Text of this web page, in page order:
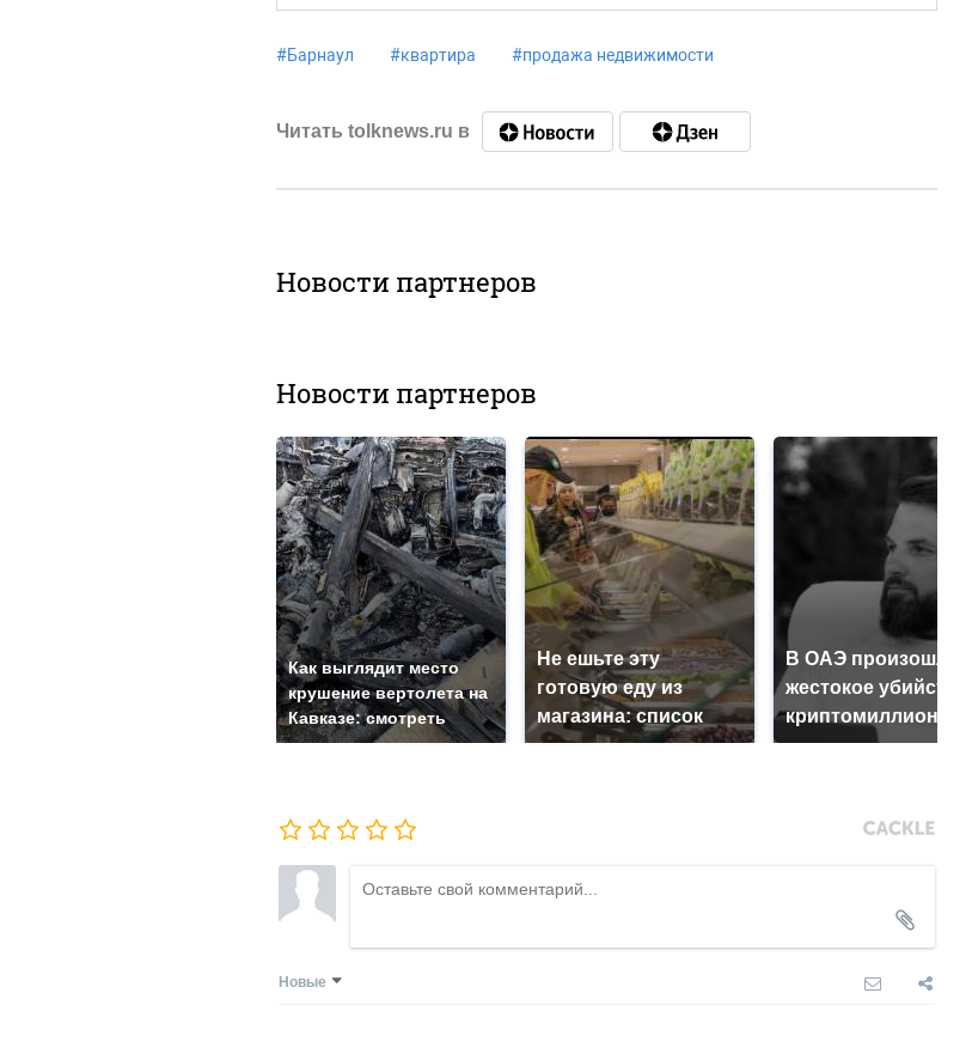
#Барнаул #квартира #продажа недвижимости
Читать tolknews.ru в
Новости партнеров
Новости партнеров
Как выглядит место
крушение вертолета на
Кавказе: смотреть
Не ешьте эту
готовую еду из
магазина: список
В ОАЭ произошло
жестокое убийство
криптомиллионера
Новые